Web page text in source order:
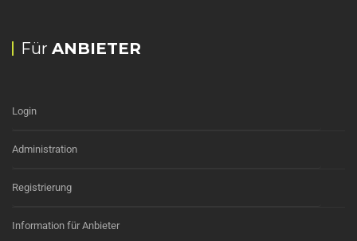
Für ANBIETER
Login
Administration
Registrierung
Information für Anbieter